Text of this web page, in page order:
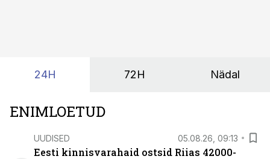
24H 72H Nädal
ENIMLOETUD
UUDISED 05.08.26, 09:13
Eesti kinnisvarahaid ostsid Riias 42000-